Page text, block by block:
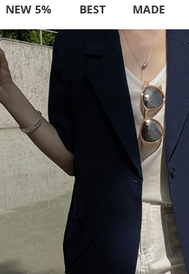
NEW 5% BEST MADE